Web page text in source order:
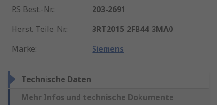
RS Best.-Nr.:
203-2691
Herst. Teile-Nr.:
3RT2015-2FB44-3MA0
Marke: Siemens
Technische Daten
Mehr Infos und technische Dokumente